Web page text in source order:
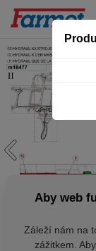
Aby web
Záleží nám na
zážitkem.